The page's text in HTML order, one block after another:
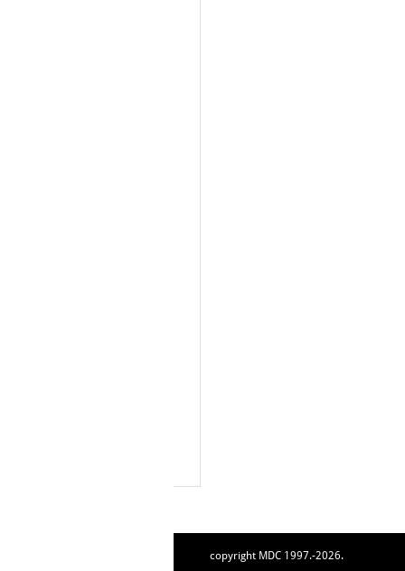
copyright MDC 1997.-2026.